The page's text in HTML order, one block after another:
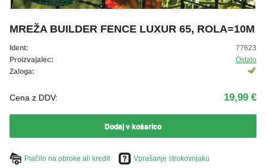
MREŽA BUILDER FENCE LUXUR 65, ROLA=10M
Ident:
77623
Proizvajalec:
Ostalo
Zaloga:
Cena z DDV: 19,99 €
Dodaj v košarico
Plačilo na obroke ali kredit Vprašanje strokovnjaku